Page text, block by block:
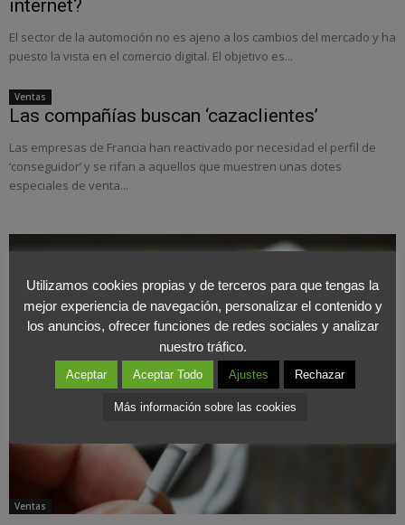
internet?
El sector de la automoción no es ajeno a los cambios del mercado y ha
puesto la vista en el comercio digital. El objetivo es...
Ventas
Las compañías buscan ‘cazaclientes’
Las empresas de Francia han reactivado por necesidad el perfil de
‘conseguidor’ y se rifan a aquellos que muestren unas dotes
especiales de venta...
Ventas
Utilizamos cookies propias y de terceros para que tengas la
mejor experiencia de navegación, personalizar el contenido y
los anuncios, ofrecer funciones de redes sociales y analizar
nuestro tráfico.
Aceptar Aceptar Todo Ajustes Rechazar
Más información sobre las cookies